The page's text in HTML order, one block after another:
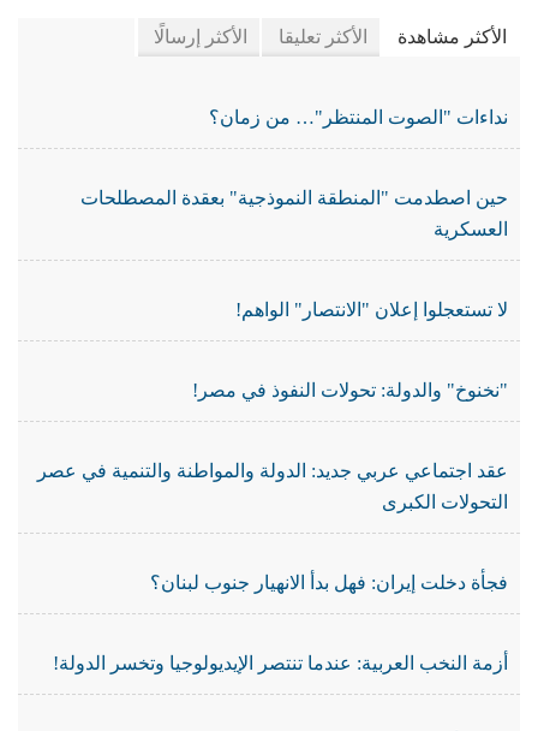
الأكثر مشاهدة الأكثر تعليقا الأكثر إرسالًا
نداءات "الصوت المنتظر"… من زمان؟
حين اصطدمت "المنطقة النموذجية" بعقدة المصطلحات
العسكرية
لا تستعجلوا إعلان "الانتصار" الواهم!
"نخنوخ" والدولة: تحولات النفوذ في مصر!
عقد اجتماعي عربي جديد: الدولة والمواطنة والتنمية في عصر
التحولات الكبرى
فجأة دخلت إيران: فهل بدأ الانهيار جنوب لبنان؟
أزمة النخب العربية: عندما تنتصر الإيديولوجيا وتخسر الدولة!